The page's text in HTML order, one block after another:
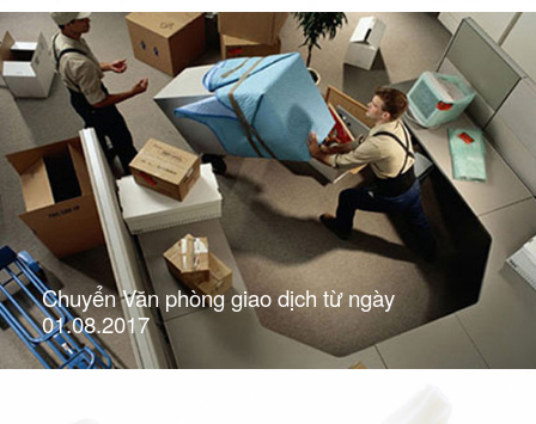
Chuyển Văn phòng giao dịch từ ngày
01.08.2017